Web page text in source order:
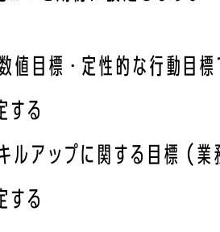
値目標・定性的な行動目
する
ルアップに関する目標（
する